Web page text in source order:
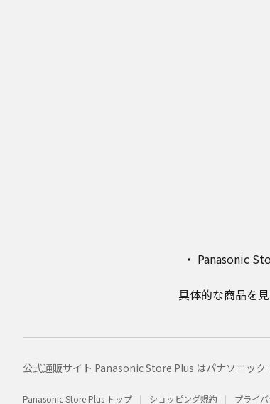
Panasonic
具体的な商品を
公式通販サイト Panasonic Store Plus はパナソニック
Panasonic Store Plus トップ ショッピング規約 プライ